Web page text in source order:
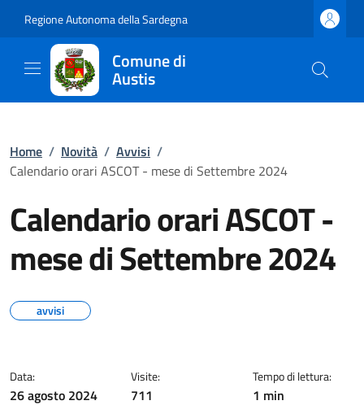
Regione Autonoma della Sardegna
Comune di
Austis
Home / Novità / Avvisi /
Calendario orari ASCOT - mese di Settembre 2024
Calendario orari ASCOT -
mese di Settembre 2024
avvisi
Data:
26 agosto 2024
Visite:
711
Tempo di lettura:
1 min